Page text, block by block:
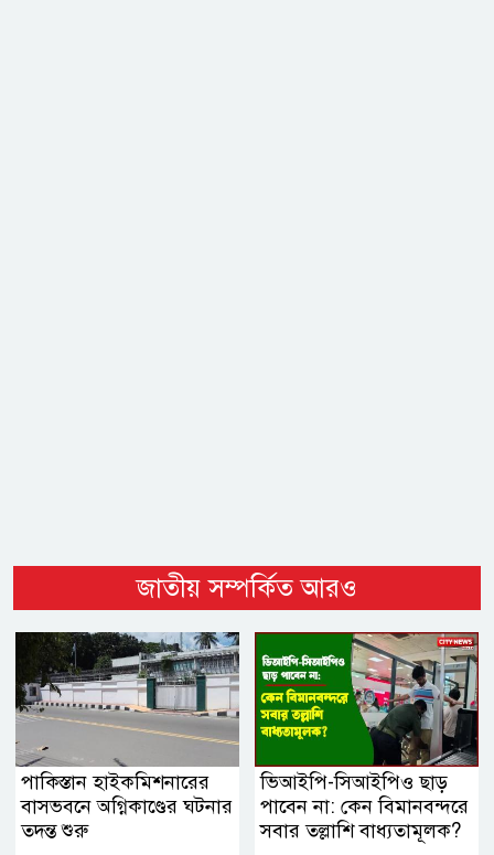
জাতীয় সম্পর্কিত আরও
পাকিস্তান হাইকমিশনারের
বাসভবনে অগ্নিকাণ্ডের ঘটনার
তদন্ত শুরু
ভিআইপি-সিআইপিও ছাড়
পাবেন না: কেন বিমানবন্দরে
সবার তল্লাশি বাধ্যতামূলক?